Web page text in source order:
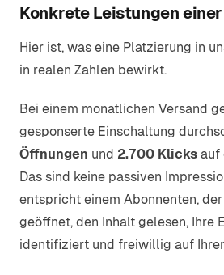
Konkrete Leistungen
Hier ist, was eine Platzierung in
in realen Zahlen bewirkt.
Bei einem monatlichen Versand
gesponserte Einschaltung
Öffnungen und 2.700 Klicks auf
Das sind keine passiven
entspricht einem Abonnenten,
geöffnet, den Inhalt gelesen, Ihre
identifiziert und freiwillig auf